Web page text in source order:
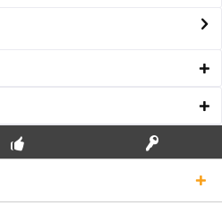
LICENTIESLEUTELS